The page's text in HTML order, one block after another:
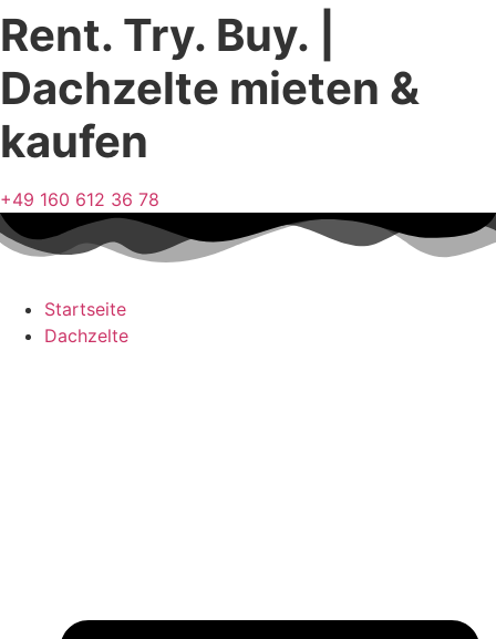
Zum
Inhalt
springen
Rent. Try. Buy. |
Dachzelte mieten &
kaufen
+49 160 612 36 78
Startseite
Dachzelte